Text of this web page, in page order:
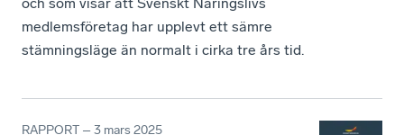
och som visar att Svenskt Näringslivs
medlemsföretag har upplevt ett sämre
stämningsläge än normalt i cirka tre års tid.
RAPPORT – 3 mars 2025